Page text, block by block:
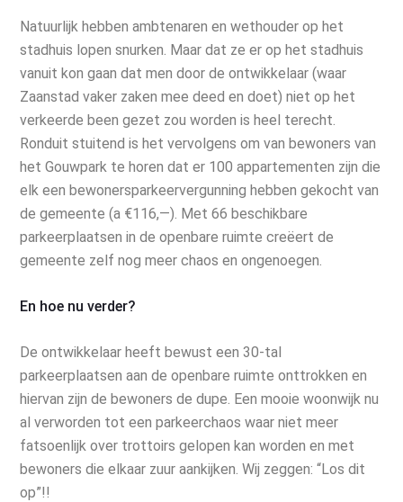
Natuurlijk hebben ambtenaren en wethouder op het
stadhuis lopen snurken. Maar dat ze er op het stadhuis
vanuit kon gaan dat men door de ontwikkelaar (waar
Zaanstad vaker zaken mee deed en doet) niet op het
verkeerde been gezet zou worden is heel terecht.
Ronduit stuitend is het vervolgens om van bewoners van
het Gouwpark te horen dat er 100 appartementen zijn die
elk een bewonersparkeervergunning hebben gekocht van
de gemeente (a €116,—). Met 66 beschikbare
parkeerplaatsen in de openbare ruimte creëert de
gemeente zelf nog meer chaos en ongenoegen.
En hoe nu verder?
De ontwikkelaar heeft bewust een 30-tal
parkeerplaatsen aan de openbare ruimte onttrokken en
hiervan zijn de bewoners de dupe. Een mooie woonwijk nu
al verworden tot een parkeerchaos waar niet meer
fatsoenlijk over trottoirs gelopen kan worden en met
bewoners die elkaar zuur aankijken. Wij zeggen: “Los dit
op”!!